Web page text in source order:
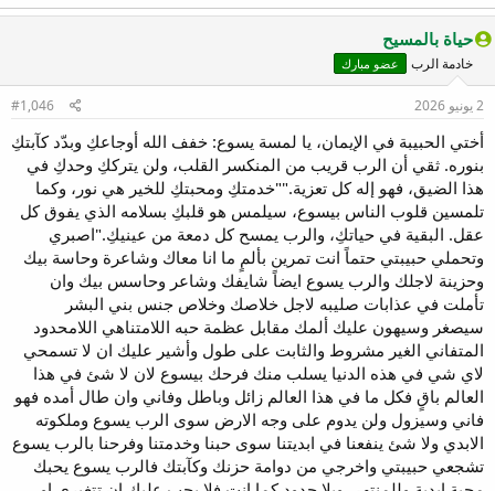
حياة بالمسيح
خادمة الرب عضو مبارك
2 يونيو 2026 #1,046
أختي الحبيبة في الإيمان، يا لمسة يسوع: خفف الله أوجاعكِ وبدّد كآبتكِ
بنوره. ثقي أن الرب قريب من المنكسر القلب، ولن يترككِ وحدكِ في
هذا الضيق، فهو إله كل تعزية.""خدمتكِ ومحبتكِ للخير هي نور، وكما
تلمسين قلوب الناس بيسوع، سيلمس هو قلبكِ بسلامه الذي يفوق كل
عقل. البقية في حياتكِ، والرب يمسح كل دمعة من عينيكِ."اصبري
وتحملي حبيبتي حتماً انت تمرين بألمٍ ما انا معاك وشاعرة وحاسة بيك
وحزينة لاجلك والرب يسوع ايضاً شايفك وشاعر وحاسس بيك وان
تأملت في عذابات صليبه لاجل خلاصك وخلاص جنس بني البشر
سيصغر وسيهون عليك ألمك مقابل عظمة حبه اللامتناهي اللامحدود
المتفاني الغير مشروط والثابت على طول وأشير عليك ان لا تسمحي
لاي شي في هذه الدنيا يسلب منك فرحك بيسوع لان لا شئ في هذا
العالم باقٍ فكل ما في هذا العالم زائل وباطل وفاني وان طال أمده فهو
فاني وسيزول ولن يدوم على وجه الارض سوى الرب يسوع وملكوته
الابدي ولا شئ ينفعنا في ابديتنا سوى حبنا وخدمتنا وفرحنا بالرب يسوع
تشجعي حبيبتي واخرجي من دوامة حزنك وكآبتك فالرب يسوع يحبك